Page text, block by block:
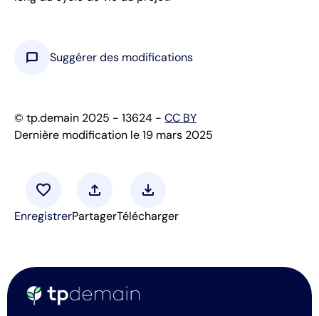
chat_bubble Suggérer des modifications
© tp.demain 2025 - 13624 - CC BY
Dernière modification le 19 mars 2025
favorite
Enregistrer
upload
Partager
download
Télécharger